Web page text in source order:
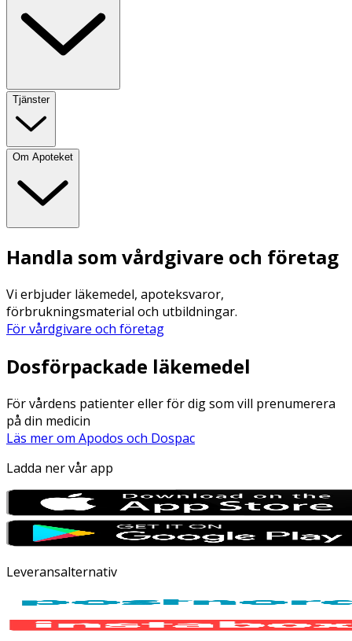
Tjänster
Om Apoteket
Handla som vårdgivare och företag
Vi erbjuder läkemedel, apoteksvaror,
förbrukningsmaterial och utbildningar.
För vårdgivare och företag
Dosförpackade läkemedel
För vårdens patienter eller för dig som vill prenumerera
på din medicin
Läs mer om Apodos och Dospac
Ladda ner vår app
Leveransalternativ